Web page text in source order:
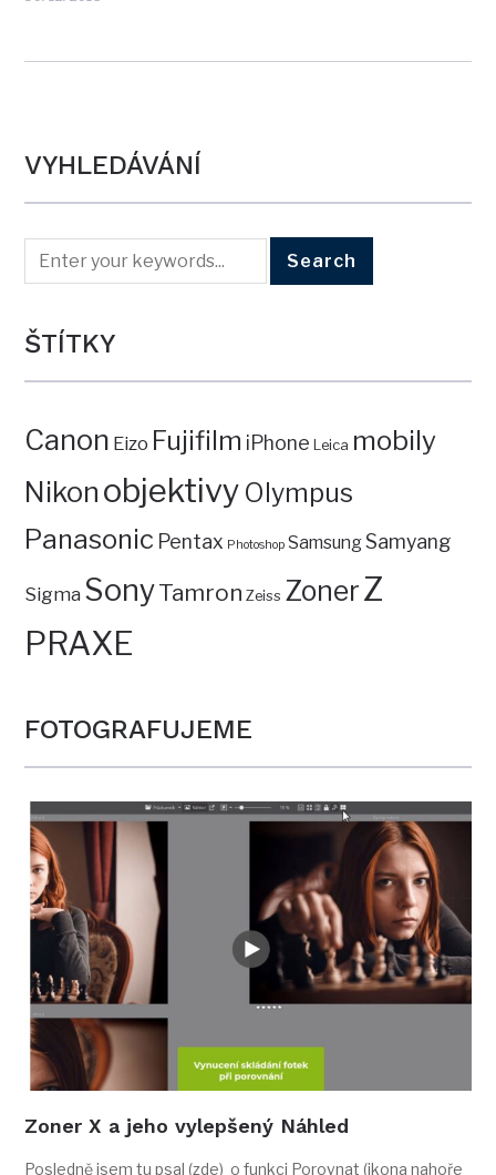
VYHLEDÁVÁNÍ
ŠTÍTKY
Canon Eizo Fujifilm iPhone Leica mobily
Nikon objektivy Olympus
Panasonic Pentax Photoshop SamsungSamyang
Sigma SonyTamron Zeiss ZonerZ
PRAXE
FOTOGRAFUJEME
Zoner X a jeho vylepšený Náhled
Posledně jsem tu psal (zde) o funkci Porovnat (ikona nahoře